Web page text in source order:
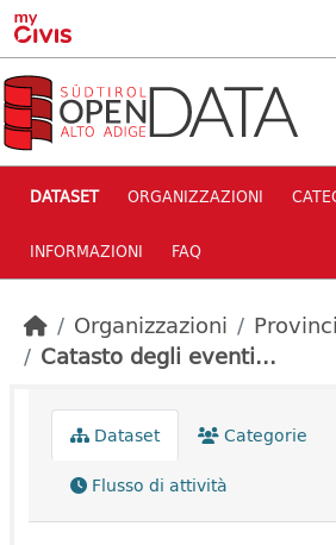
Skip to main content
DATASET ORGANIZZAZIONI
INFORMAZIONI FAQ
Organizzazioni
Catasto degli eventi...
Dataset
Categorie
Flusso di attività